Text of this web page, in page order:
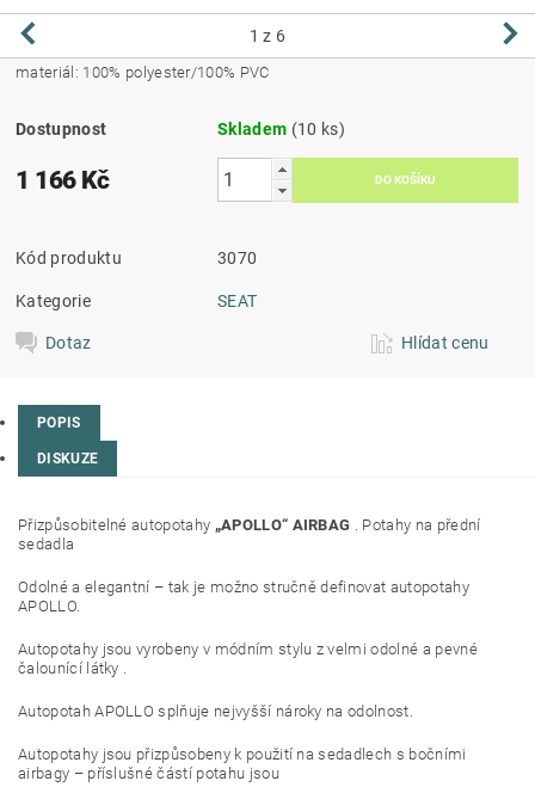
1 z 6
materiál: 100% polyester/100% PVC
Dostupnost Skladem (10 ks)
1 166 Kč
Kód produktu 3070
Kategorie SEAT
Dotaz Hlídat cenu
POPIS
DISKUZE
Přizpůsobitelné autopotahy „APOLLO“ AIRBAG . Potahy na přední
sedadla
Odolné a elegantní – tak je možno stručně definovat autopotahy
APOLLO.
Autopotahy jsou vyrobeny v módním stylu z velmi odolné a pevné
čalounící látky .
Autopotah APOLLO splňuje nejvyšší nároky na odolnost.
Autopotahy jsou přizpůsobeny k použití na sedadlech s bočními
airbagy – příslušné částí potahu jsou